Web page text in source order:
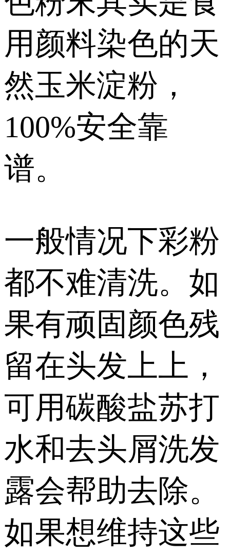
用颜料染色的天
然玉米淀粉，
100%安全靠
谱。
一般情况下彩粉
都不难清洗。如
果有顽固颜色残
留在头发上上，
可用碳酸盐苏打
水和去头屑洗发
露会帮助去除。
如果想维持这些